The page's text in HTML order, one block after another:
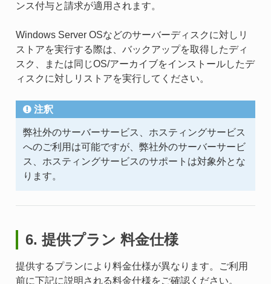
ンス付与と請求が適用されます。
Windows Server OSなどのサーバーディスクに対しリ
ストアを実行する際は、バックアップを取得したディ
スク、または同じOS/アーカイブをインストールしたデ
ィスクに対しリストアを実行してください。
注釈
弊社外のサーバーサービス、ホスティングサービス
へのご利用は可能ですが、弊社外のサーバーサービ
ス、ホスティングサービスのサポートは対象外とな
ります。
6. 提供プラン 料金仕様
提供するプランにより料金仕様が異なります。ご利用
前に下記に説明される料金仕様をご確認ください。